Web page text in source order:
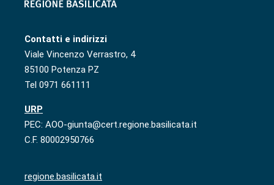
Contatti e indirizzi
Viale Vincenzo Verrastro, 4
85100 Potenza PZ
Tel 0971 661111
URP
PEC: AOO-giunta@cert.regione.basilicata.it
C.F. 80002950766
regione.basilicata.it